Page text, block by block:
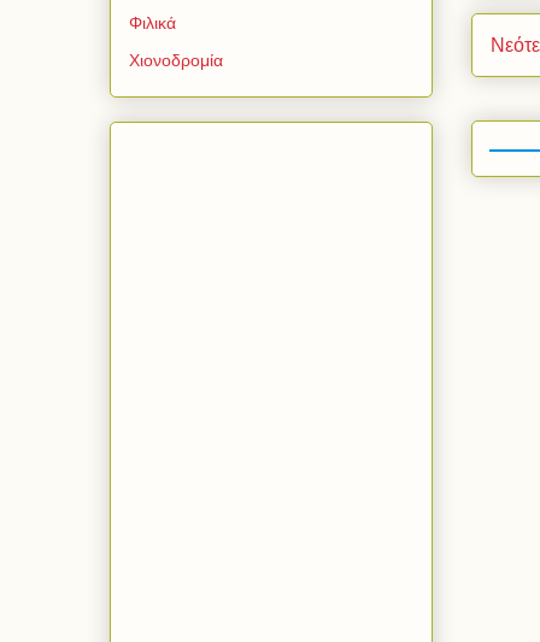
Φιλικά
Χιονοδρομία